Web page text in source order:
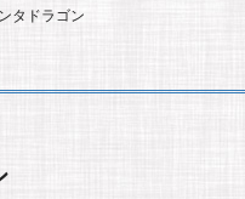
タドラゴン